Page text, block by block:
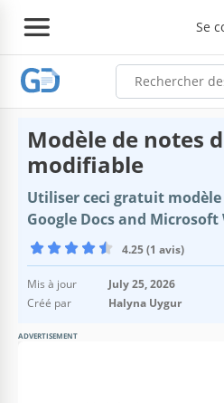
Se
Modèle de notes
modifiable
Utiliser ceci gratuit modèle
Google Docs and Microsoft
4.25 (1 avis)
Mis à jour
July 25, 2026
Créé par
Halyna Uygur
ADVERTISEMENT